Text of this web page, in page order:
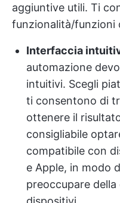
aggiuntive utili. Ti
funzionalità/funzioni
Interfaccia
automazione
intuitivi. Scegli
ti consentono di
ottenere il
consigliabile
compatibile con
e Apple, in modo
preoccupare